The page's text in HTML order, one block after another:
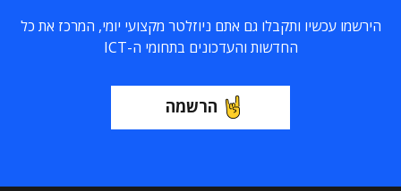
הירשמו עכשיו ותקבלו גם אתם ניוזלטר מקצועי יומי, המרכז את כל
החדשות והעדכונים בתחומי ה-ICT
הרשמה